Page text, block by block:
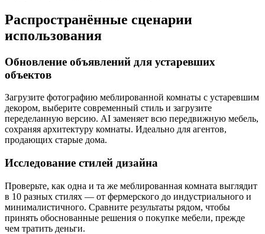
Распространённые сценарии
использования
Обновление объявлений для устаревших
объектов
Загрузите фотографию меблированной комнаты с устаревшим
декором, выберите современный стиль и загрузите
переделанную версию. AI заменяет всю передвижную мебель,
сохраняя архитектуру комнаты. Идеально для агентов,
продающих старые дома.
Исследование стилей дизайна
Проверьте, как одна и та же меблированная комната выглядит
в 10 разных стилях — от фермерского до индустриального и
минималистичного. Сравните результаты рядом, чтобы
принять обоснованные решения о покупке мебели, прежде
чем тратить деньги.